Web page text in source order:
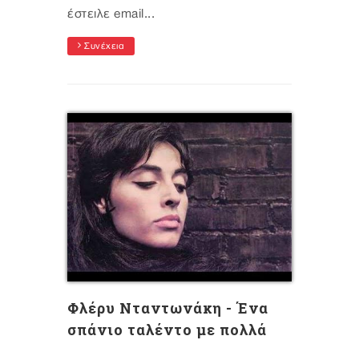
έστειλε email...
Συνέχεια
Φλέρυ Νταντωνάκη - Ένα
σπάνιο ταλέντο με πολλά